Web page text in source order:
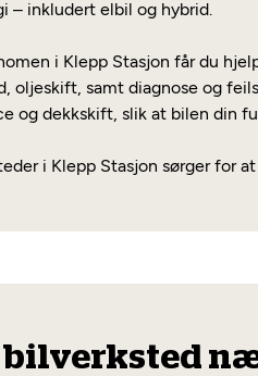
– inkludert elbil og hybrid.
i Klepp Stasjon får du
oljeskift, samt diagnose og
og dekkskift, slik at bilen din
i Klepp Stasjon sørger for